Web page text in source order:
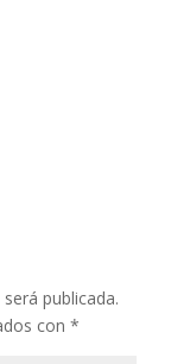
publicada.
con *